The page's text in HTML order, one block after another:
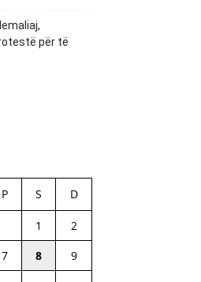
për të
P S D
1
2
7 8
9